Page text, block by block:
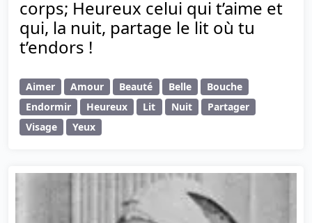
corps; Heureux celui qui t’aime et
qui, la nuit, partage le lit où tu
t’endors !
Aimer Amour Beauté Belle
Bouche
Endormir
Heureux Lit Nuit
Partager
Visage
Yeux